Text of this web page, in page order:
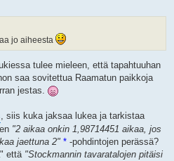
jo aiheesta
tulee mieleen, että tapahtuuhan
saa sovitettua Raamatun paikkoja
jestas.
, siis kuka jaksaa lukea ja tarkistaa
"2 aikaa onkin 1,98714451 aikaa, jos
jaettuna 2" * -pohdintojen perässä?
että "Stockmannin tavaratalojen pitäisi